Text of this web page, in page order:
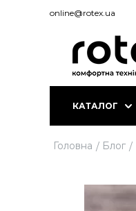
online@rotex.ua
КАТАЛОГ
Головна Блог